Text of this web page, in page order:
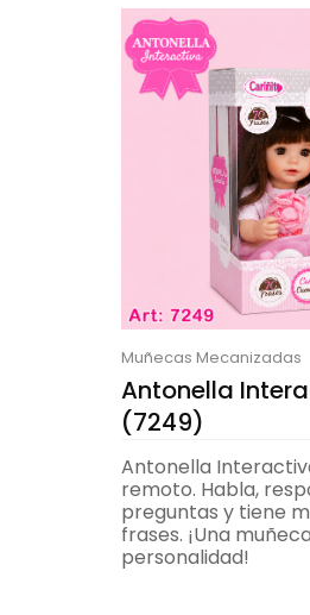
Muñecas Mecanizadas
Antonella
(7249)
Antonella
remoto. Habla,
preguntas y tiene
frases. ¡Una
personalidad!